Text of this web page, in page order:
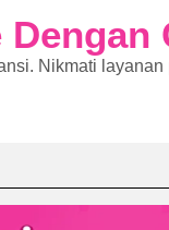
Nikmati